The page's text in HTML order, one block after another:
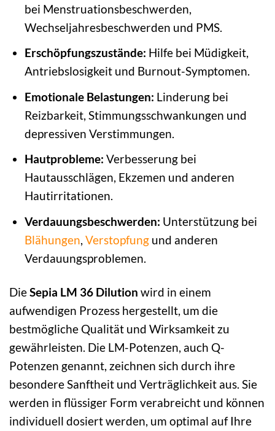
bei Menstruationsbeschwerden,
Wechseljahresbeschwerden und PMS.
Erschöpfungszustände: Hilfe bei Müdigkeit,
Antriebslosigkeit und Burnout-Symptomen.
Emotionale Belastungen: Linderung bei
Reizbarkeit, Stimmungsschwankungen und
depressiven Verstimmungen.
Hautprobleme: Verbesserung bei
Hautausschlägen, Ekzemen und anderen
Hautirritationen.
Verdauungsbeschwerden: Unterstützung bei
Blähungen Verstopfungund anderen
Verdauungsproblemen.
DieSepia LM 36 Dilution wird in einem
aufwendigen Prozess hergestellt, um die
bestmögliche Qualität und Wirksamkeit zu
gewährleisten. Die LM-Potenzen, auch Q-
Potenzen genannt, zeichnen sich durch ihre
besondere Sanftheit und Verträglichkeit aus. Sie
werden in flüssiger Form verabreicht und können
individuell dosiert werden, um optimal auf Ihre